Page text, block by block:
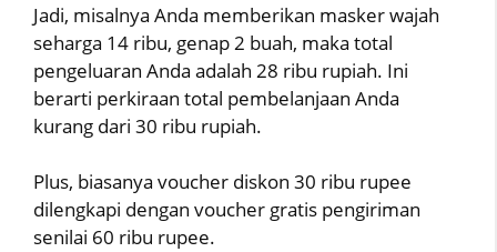
Jadi, misalnya Anda memberikan masker wajah
seharga 14 ribu, genap 2 buah, maka total
pengeluaran Anda adalah 28 ribu rupiah. Ini
berarti perkiraan total pembelanjaan Anda
kurang dari 30 ribu rupiah.
Plus, biasanya voucher diskon 30 ribu rupee
dilengkapi dengan voucher gratis pengiriman
senilai 60 ribu rupee.